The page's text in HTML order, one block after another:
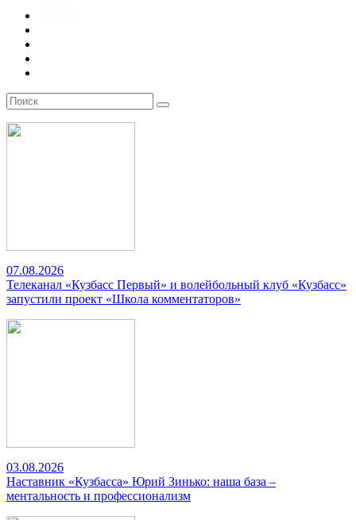
07.08.2026
Телеканал «Кузбасс Первый» и волейбольный клуб «Кузбасс»
запустили проект «Школа комментаторов»
03.08.2026
Наставник «Кузбасса» Юрий Зинько: наша база –
ментальность и профессионализм